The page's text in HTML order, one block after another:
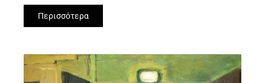
Περισσότερα